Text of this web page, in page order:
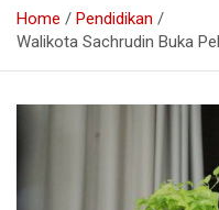
Home
Pendidikan
Walikota Sachrudin Buka